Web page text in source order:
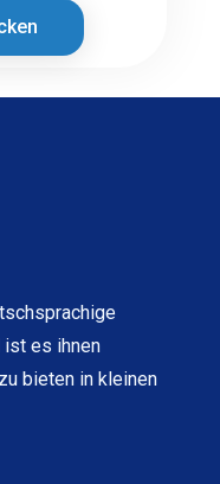
ist es ihnen
bieten in kleinen